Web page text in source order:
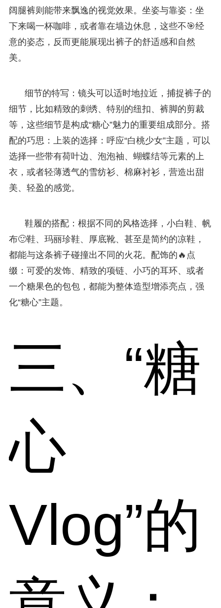
阔腿裤则能带来飘逸的视觉效果。坐姿与靠姿：坐
下来喝一杯咖啡，或者靠在墙边休息，这些不🎯经
意的姿态，反而更能展现出裤子的舒适感和自然
美。
细节的特写：镜头可以适时地拉近，捕捉裤子的
细节，比如精致的刺绣、特别的纽扣、裤脚的剪裁
等，这些细节是构成“糖心”魅力的重要组成部分。搭
配的巧思：上装的选择：呼应“白桃少女”主题，可以
选择一些带有荷叶边、泡泡袖、蝴蝶结等元素的上
衣，或者轻薄透气的雪纺衫、棉麻衬衫，营造出甜
美、轻盈的感觉。
鞋履的搭配：根据不同的风格选择，小白鞋、帆
布🙂鞋、玛丽珍鞋、厚底靴、甚至是简约的凉鞋，
都能与这条裤子碰撞出不同的火花。配饰的🔥点
缀：可爱的发饰、精致的项链、小巧的耳环、或者
一个糖果色的包包，都能为整体造型增添亮点，强
化“糖心”主题。
三、“糖
心
Vlog”的